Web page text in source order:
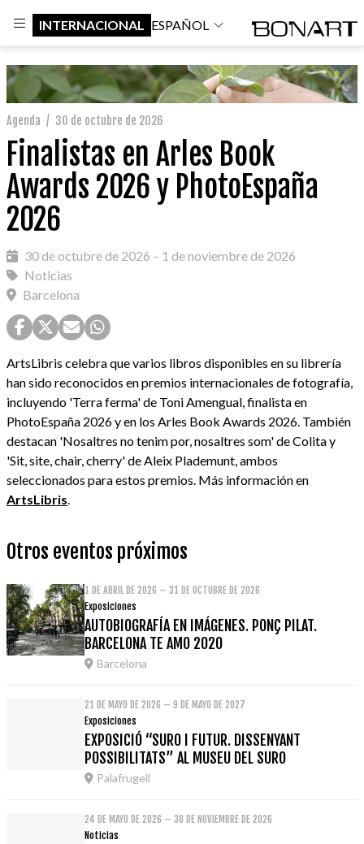
INTERNACIONAL ESPAÑOL
Agenda / 30 de octubre de 2026
Finalistas en Arles Book
Awards 2026 y PhotoEspaña
2026
30 de octubre de 2026 – 1 de noviembre de 2026
Noticias
Barcelona
ArtsLibris celebra que varios libros disponibles en su librería
han sido reconocidos en premios internacionales de fotografía,
incluyendo 'Terra ferma' de Toni Amengual, finalista en
PhotoEspaña 2026 y en los Arles Book Awards 2026. También
destacan 'Nosaltres no tenim por, nosaltres som' de Colita y
'Sit, site, chair, cherry' de Aleix Plademunt, ambos
seleccionados para estos premios. Más información en
ArtsLibris
Otros eventos próximos
1 DE ABRIL DE 2026 – 31 DE OCTUBRE DE 2026
Exposiciones
AUTOBIOGRAFÍA EN IMÁGENES. PONÇ PILAT.
BARCELONA TE AMO 2020
Barcelona
21 DE MAYO DE 2026 – 9 DE MAYO DE 2027
Exposiciones
EXPOSICIÓ “SURO I FUTUR. DISSENYANT
POSSIBILITATS” AL MUSEU DEL SURO
Palafrugell
24 DE MAYO DE 2026 – 30 DE NOVIEMBRE DE 2026
Noticias